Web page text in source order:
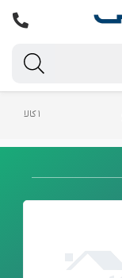
۱ کالا